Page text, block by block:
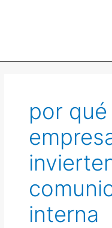
por qué
interna